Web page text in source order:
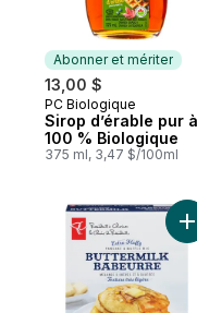
Abonner et mériter
13,00 $
Abonner et mériter
PC Biologique
Sirop d’érable pur à
100 % Biologique
375 ml, 3,47 $/100ml